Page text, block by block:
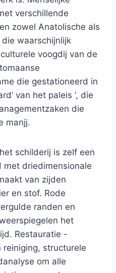
verschillende
zowel Anatolische als
waarschijnlijk
voogdij van de
die gestationeerd in
van het paleis ‘, die
die
manjj.
schilderij is zelf een
met driedimensionale
van zijden
en stof. Rode
randen en
het
Restauratie -
reiniging, structurele
om alle